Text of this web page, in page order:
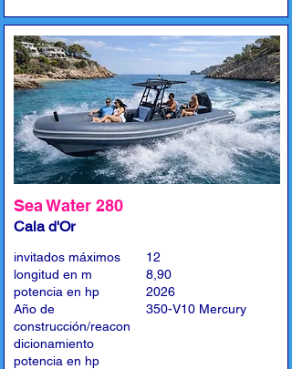
Sea Water 280
Cala d'Or
invitados máximos
longitud en m
potencia en hp
Año de
construcción/reacon
dicionamiento
potencia en hp
12
8,90
2026
350-V10 Mercury